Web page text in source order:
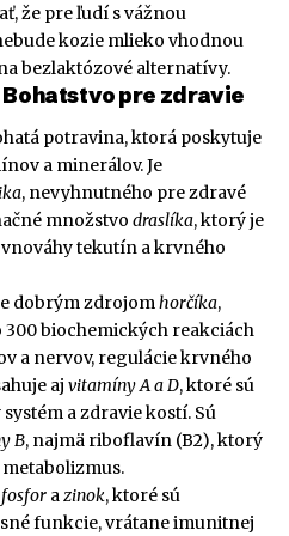
že pre ľudí s vážnou
kozie mlieko vhodnou
bezlaktózové alternatívy.
pre zdravie
potravina, ktorá poskytuje
a minerálov. Je
, nevyhnutného pre zdravé
množstvo draslíka, ktorý je
tekutín a krvného
dobrým zdrojomhorčíka,
biochemických reakciách
a nervov, regulácie krvného
aj vitamíny A a D, ktoré sú
a zdravie kostí. Sú
B, najmä riboflavín (B2), ktorý
fosfor azinok, ktoré sú
funkcie, vrátane imunitnej